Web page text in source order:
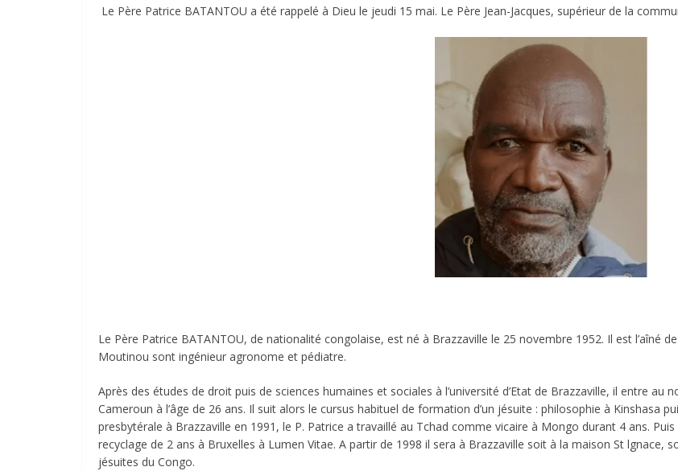
Le Père Patrice BATANTOU a été rappelé à Dieu le jeudi 15 mai. Le Père Jean-Jacques, supérieur de la
Le Père Patrice BATANTOU, de nationalité congolaise, est né à Brazzaville le 25 novembre 1952. Il est l’aîné
Moutinou sont ingénieur agronome et pédiatre.
Après des études de droit puis de sciences humaines et sociales à l’université d’Etat de Brazzaville, il entre au
Cameroun à l’âge de 26 ans. Il suit alors le cursus habituel de formation d’un jésuite : philosophie à Kinshasa
presbytérale à Brazzaville en 1991, le P. Patrice a travaillé au Tchad comme vicaire à Mongo durant 4 ans.
recyclage de 2 ans à Bruxelles à Lumen Vitae. A partir de 1998 il sera à Brazzaville soit à la maison St lgnace,
jésuites du Congo.